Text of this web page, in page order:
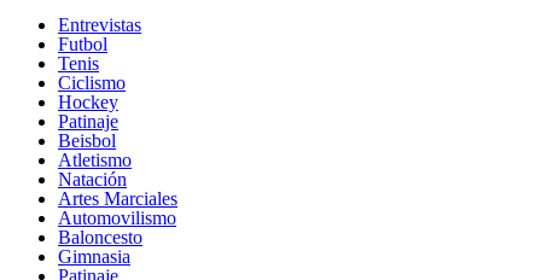
Entrevistas
Futbol
Tenis
Ciclismo
Hockey
Patinaje
Beisbol
Atletismo
Natación
Artes Marciales
Automovilismo
Baloncesto
Gimnasia
Patinaje